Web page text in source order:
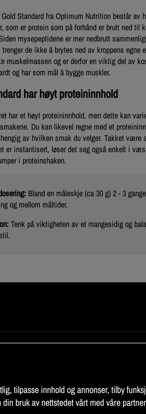
Standard fra Optimum Nutrition består av
som er protein som på forhånd er brutt ned til
mysepeptidene er mer nedbrutt
de ikke å brytes ned av kroppens egne
muskelmassen og er derfor en viktig del av
og har som mål å bygge muskler.
har høyt proteininnhold
har et høyt proteininnhold, men dette kan
Du kan likevel regne med et
av hvilken smak du velger. Takket være
er instantisert, løser det seg også enkelt i
i proteinshaken.
Bland en måleskje (ca 30 g) 2 - 3
og mellom måltider.
Tenk på viktigheten av et mangesidig og
tilpasse innhold og annonser, tilby
bruk av nettstedet vårt med våre